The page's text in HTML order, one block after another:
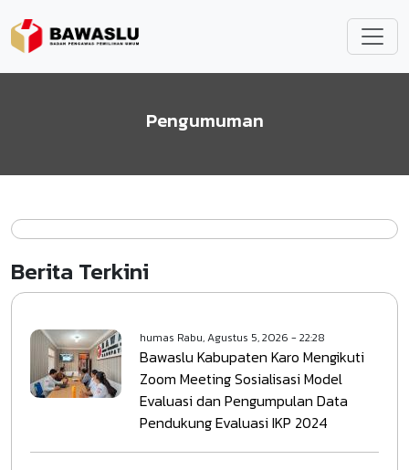
Pengumuman
Berita Terkini
humas Rabu, Agustus 5, 2026 - 22:28
Bawaslu Kabupaten Karo Mengikuti
Zoom Meeting Sosialisasi Model
Evaluasi dan Pengumpulan Data
Pendukung Evaluasi IKP 2024